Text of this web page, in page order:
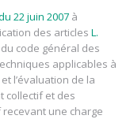
22 juin 2007 à
des articles L.
du code général des
applicables à
l’évaluation de la
collectif et des
une charge